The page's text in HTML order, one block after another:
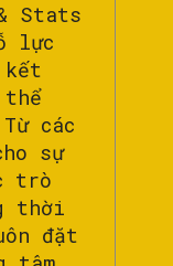
Stats
lực
kết
thể
các
sự
trò
thời
đặt